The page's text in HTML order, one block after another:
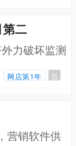
二
力破坏监测
网店第1年 百
营销软件供